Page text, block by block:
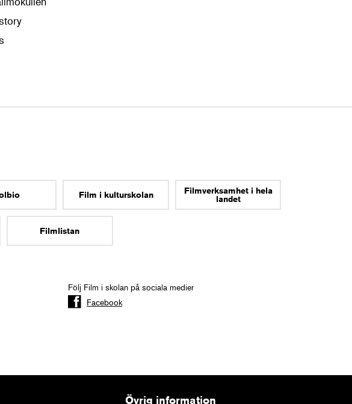
Film i kulturskolan Filmverksamhet i hela
landet
Filmlistan
Följ Film i skolan på sociala medier
Facebook
Övrig information